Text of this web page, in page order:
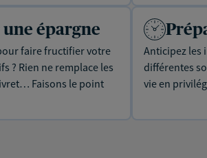
épargne
faire fructifier votre
? Rien ne remplace les
Faisons le point
Anticipez les
différentes
vie en